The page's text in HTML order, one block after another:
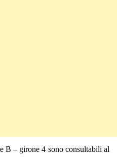
B – girone 4 sono consultabili al